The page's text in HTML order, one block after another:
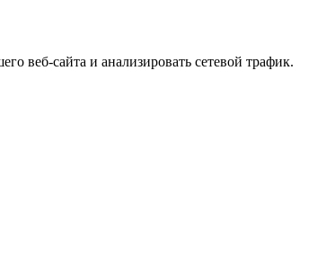
веб-сайта и анализировать сетевой трафик.